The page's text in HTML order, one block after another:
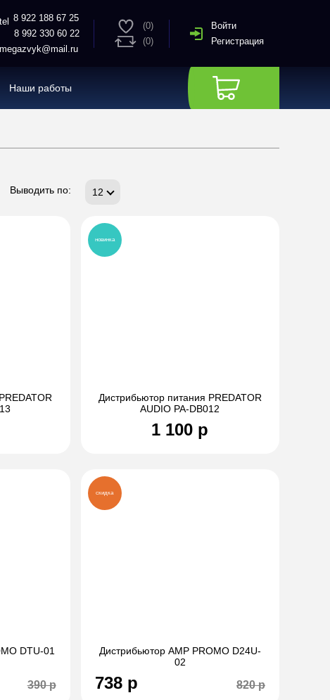
8 922 188 67 25
8 992 330 60 22
megazvyk@mail.ru
(0)
(0)
Войти
Регистрация
Наши работы
Выводить по: 12
Дистрибьютор питания PREDATOR
AUDIO PA-DB012
1 100 р
новинка
DTU-01
390 р
Дистрибьютор AMP PROMO D24U-
02
738 р 820 р
скидка